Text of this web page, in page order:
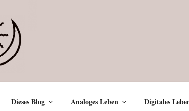
Dieses Blog Analoges Leben Digitales